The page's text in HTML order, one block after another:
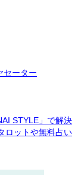
セーター
STYLE」で解決
ロットや無料占い